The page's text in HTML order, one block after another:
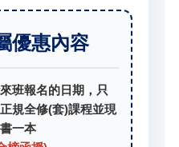
優惠內容
班報名的日期，只
規全修(套)課程並現
一本